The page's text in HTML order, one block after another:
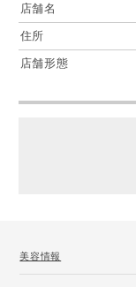
美容情報